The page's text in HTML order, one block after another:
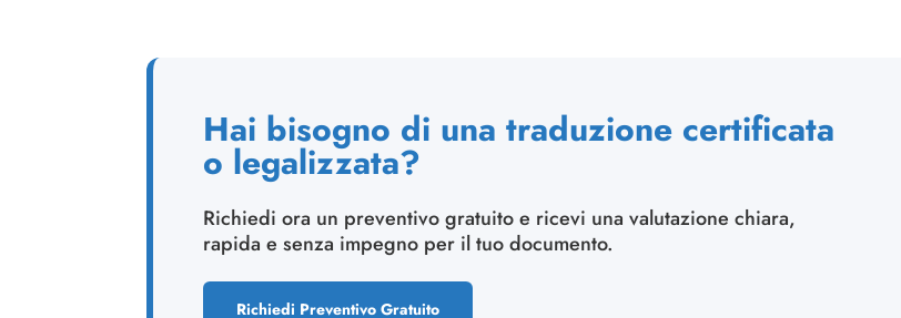
Hai bisogno di una traduzione certificata
o legalizzata?
Richiedi ora un preventivo gratuito e ricevi una valutazione chiara,
rapida e senza impegno per il tuo documento.
Richiedi Preventivo Gratuito